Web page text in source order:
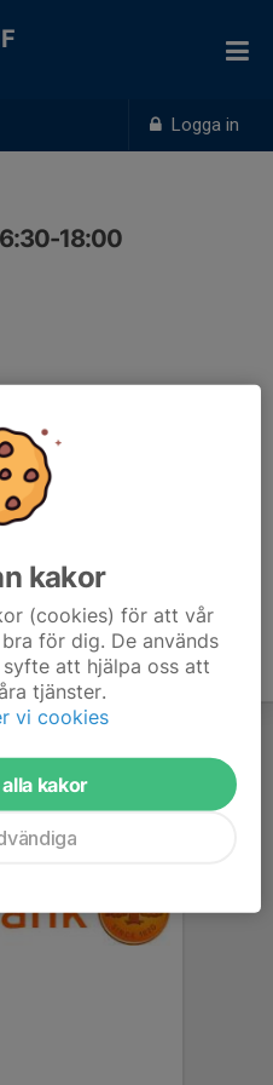
Logga in
18:00
kakor
(cookies) för att vår
för dig. De används
att hjälpa oss att
tjänster.
vi cookies
kakor